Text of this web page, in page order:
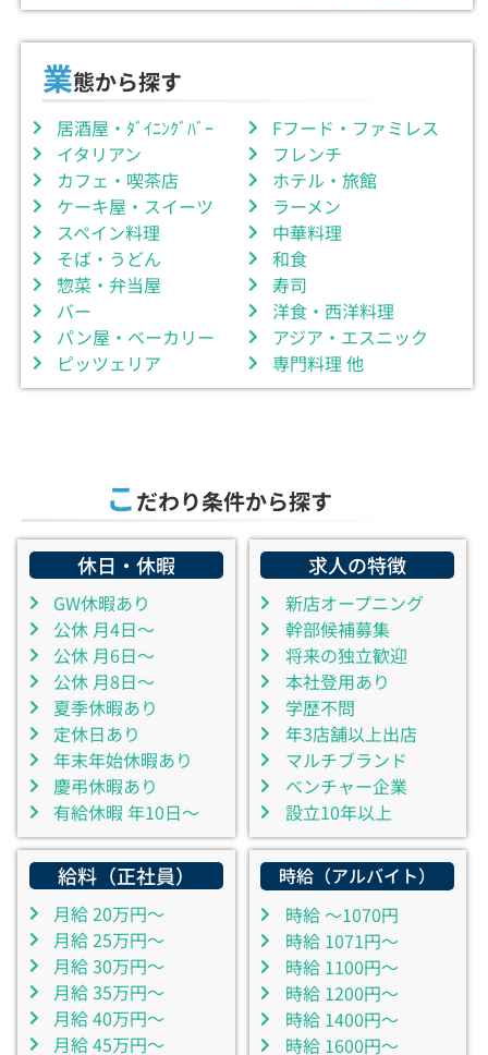
業態から探す
居酒屋・ﾀﾞｲﾆﾝｸﾞﾊﾞｰ
イタリアン
カフェ・喫茶店
ケーキ屋・スイーツ
スペイン料理
そば・うどん
惣菜・弁当屋
バー
パン屋・ベーカリー
ピッツェリア
Fフード・ファミレス
フレンチ
ホテル・旅館
ラーメン
中華料理
和食
寿司
洋食・西洋料理
アジア・エスニック
専門料理 他
こだわり条件から探す
休日・休暇
GW休暇あり
公休 月4日～
公休 月6日～
公休 月8日～
夏季休暇あり
定休日あり
年末年始休暇あり
慶弔休暇あり
有給休暇 年10日～
求人の特徴
新店オープニング
幹部候補募集
将来の独立歓迎
本社登用あり
学歴不問
年3店舗以上出店
マルチブランド
ベンチャー企業
設立10年以上
給料（正社員）
月給 20万円～
月給 25万円～
月給 30万円～
月給 35万円～
月給 40万円～
月給 45万円～
時給（アルバイト）
時給 ～1070円
時給 1071円～
時給 1100円～
時給 1200円～
時給 1400円～
時給 1600円～